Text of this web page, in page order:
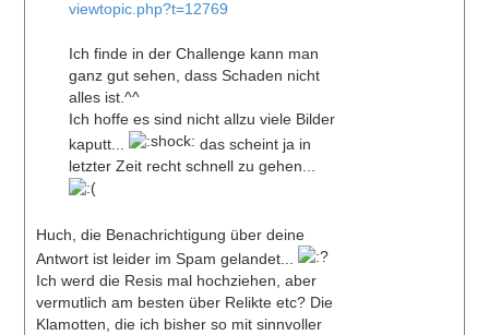
viewtopic.php?t=12769
Ich finde in der Challenge kann man
ganz gut sehen, dass Schaden nicht
alles ist.^^
Ich hoffe es sind nicht allzu viele Bilder
kaputt...
das scheint ja in
letzter Zeit recht schnell zu gehen...
Huch, die Benachrichtigung über deine
Antwort ist leider im Spam gelandet...
Ich werd die Resis mal hochziehen, aber
vermutlich am besten über Relikte etc? Die
Klamotten, die ich bisher so mit sinnvoller